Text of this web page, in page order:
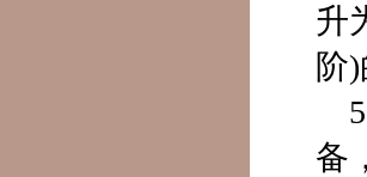
升
阶
备